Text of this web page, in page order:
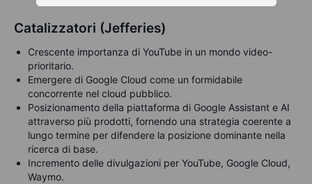
Catalizzatori (Jefferies)
Crescente importanza di YouTube in un mondo video-
prioritario.
Emergere di Google Cloud come un formidabile
concorrente nel cloud pubblico.
Posizionamento della piattaforma di Google Assistant e AI
attraverso più prodotti, fornendo una strategia coerente a
lungo termine per difendere la posizione dominante nella
ricerca di base.
Incremento delle divulgazioni per YouTube, Google Cloud,
Waymo.